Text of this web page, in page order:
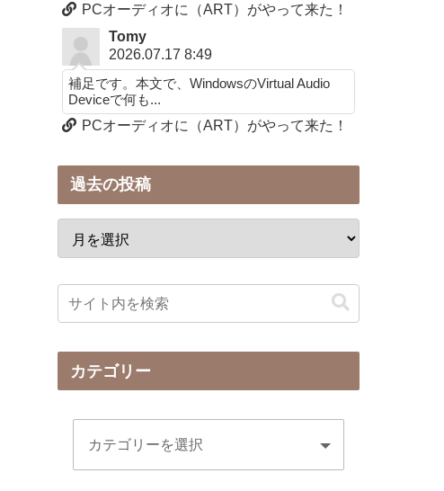
PCオーディオに（ART）がやって来た！
Tomy
2026.07.17 8:49
補足です。本文で、WindowsのVirtual Audio
Deviceで何も...
PCオーディオに（ART）がやって来た！
過去の投稿
カテゴリー